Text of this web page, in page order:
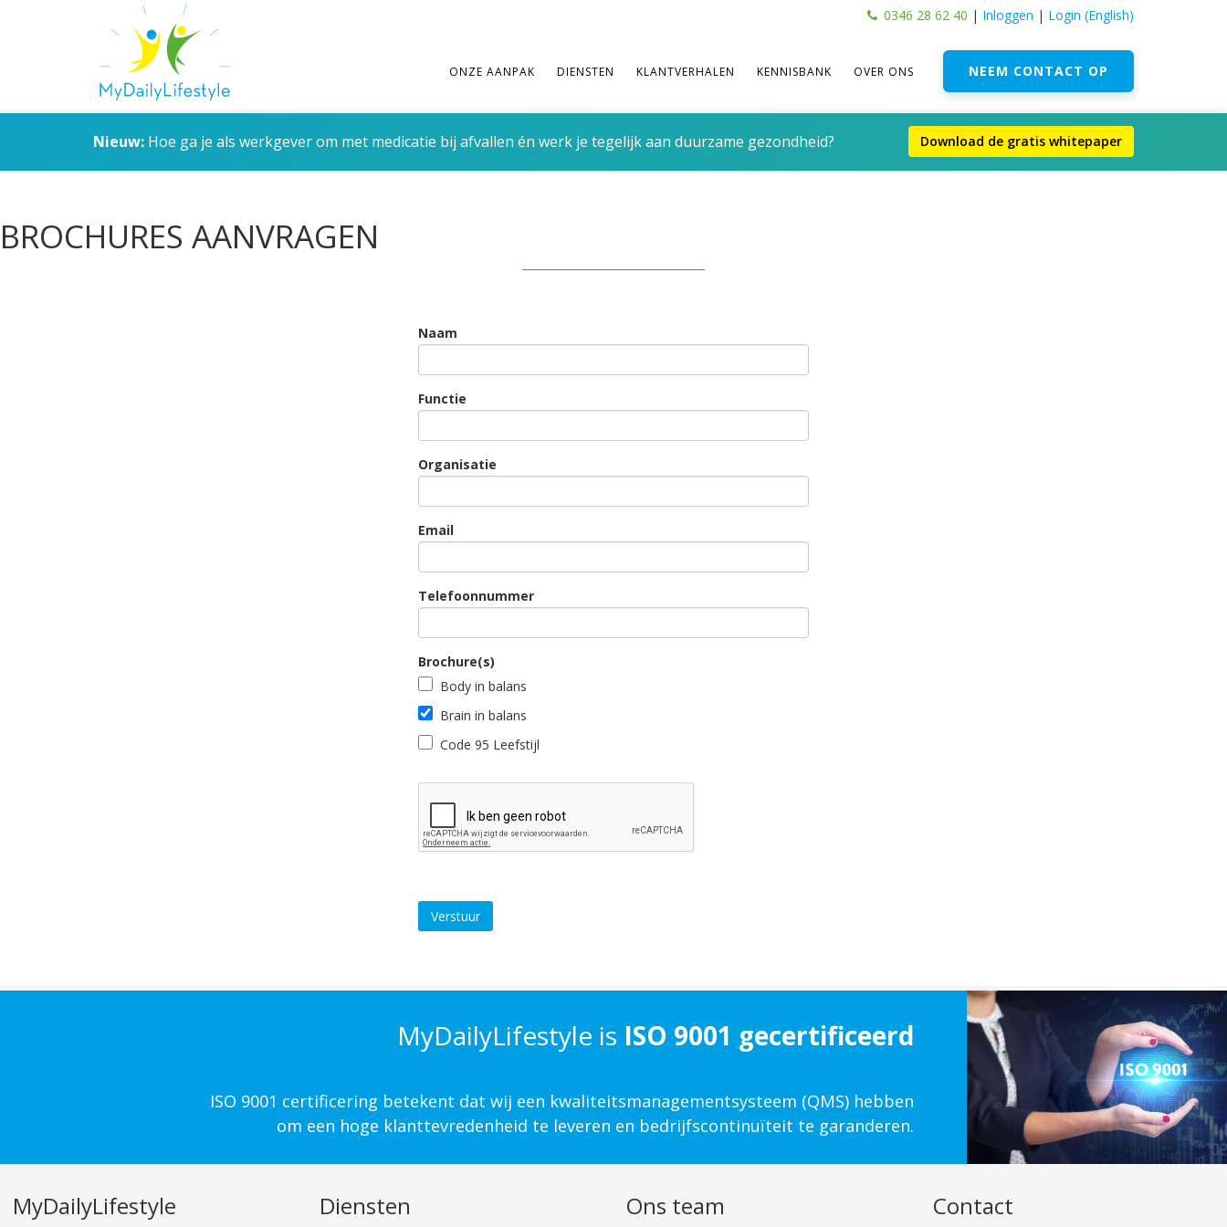
0346 28 62 40 | Inloggen | Login (English)
ONZE AANPAK DIENSTEN KLANTVERHALEN KENNISBANK OVER ONS NEEM CONTACT OP
Nieuw: Hoe ga je als werkgever om met medicatie bij afvallen én werk je tegelijk aan duurzame gezondheid? Download de gratis whitepaper
BROCHURES AANVRAGEN
Naam
Functie
Organisatie
Email
Telefoonnummer
Brochure(s)
Body in balans
Brain in balans
Code 95 Leefstijl
Verstuur
MyDailyLifestyle is ISO 9001 gecertificeerd
ISO 9001 certificering betekent dat wij een kwaliteits­management­systeem (QMS) hebben
om een hoge klanttevredenheid te leveren en bedrijfscontinuïteit te garanderen.
MyDailyLifestyle Diensten Ons team Contact